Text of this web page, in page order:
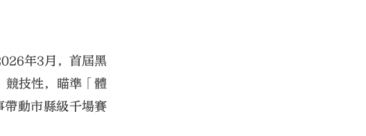
年3月，首屆黑
競技性，瞄準「體
帶動市縣級千場賽